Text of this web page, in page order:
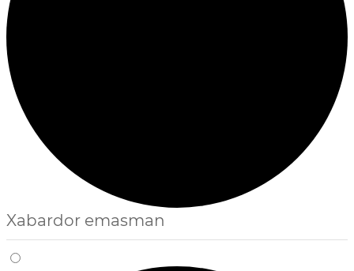
Xabardor emasman